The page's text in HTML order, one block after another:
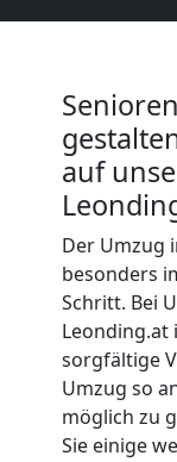
auf
Der Umzug
besonders
Schritt. Bei
Leonding.at
sorgfältige
Umzug so
möglich zu
Sie einige
Mini